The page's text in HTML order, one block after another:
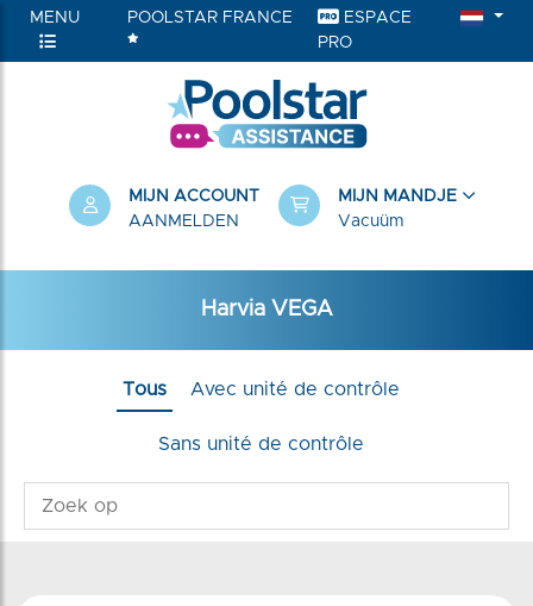
MENU POOLSTAR FRANCE
ESPACE
PRO
MIJN ACCOUNT
AANMELDEN
MIJN MANDJE
Vacuüm
Harvia VEGA
Tous Avec unité de contrôle
Sans unité de contrôle